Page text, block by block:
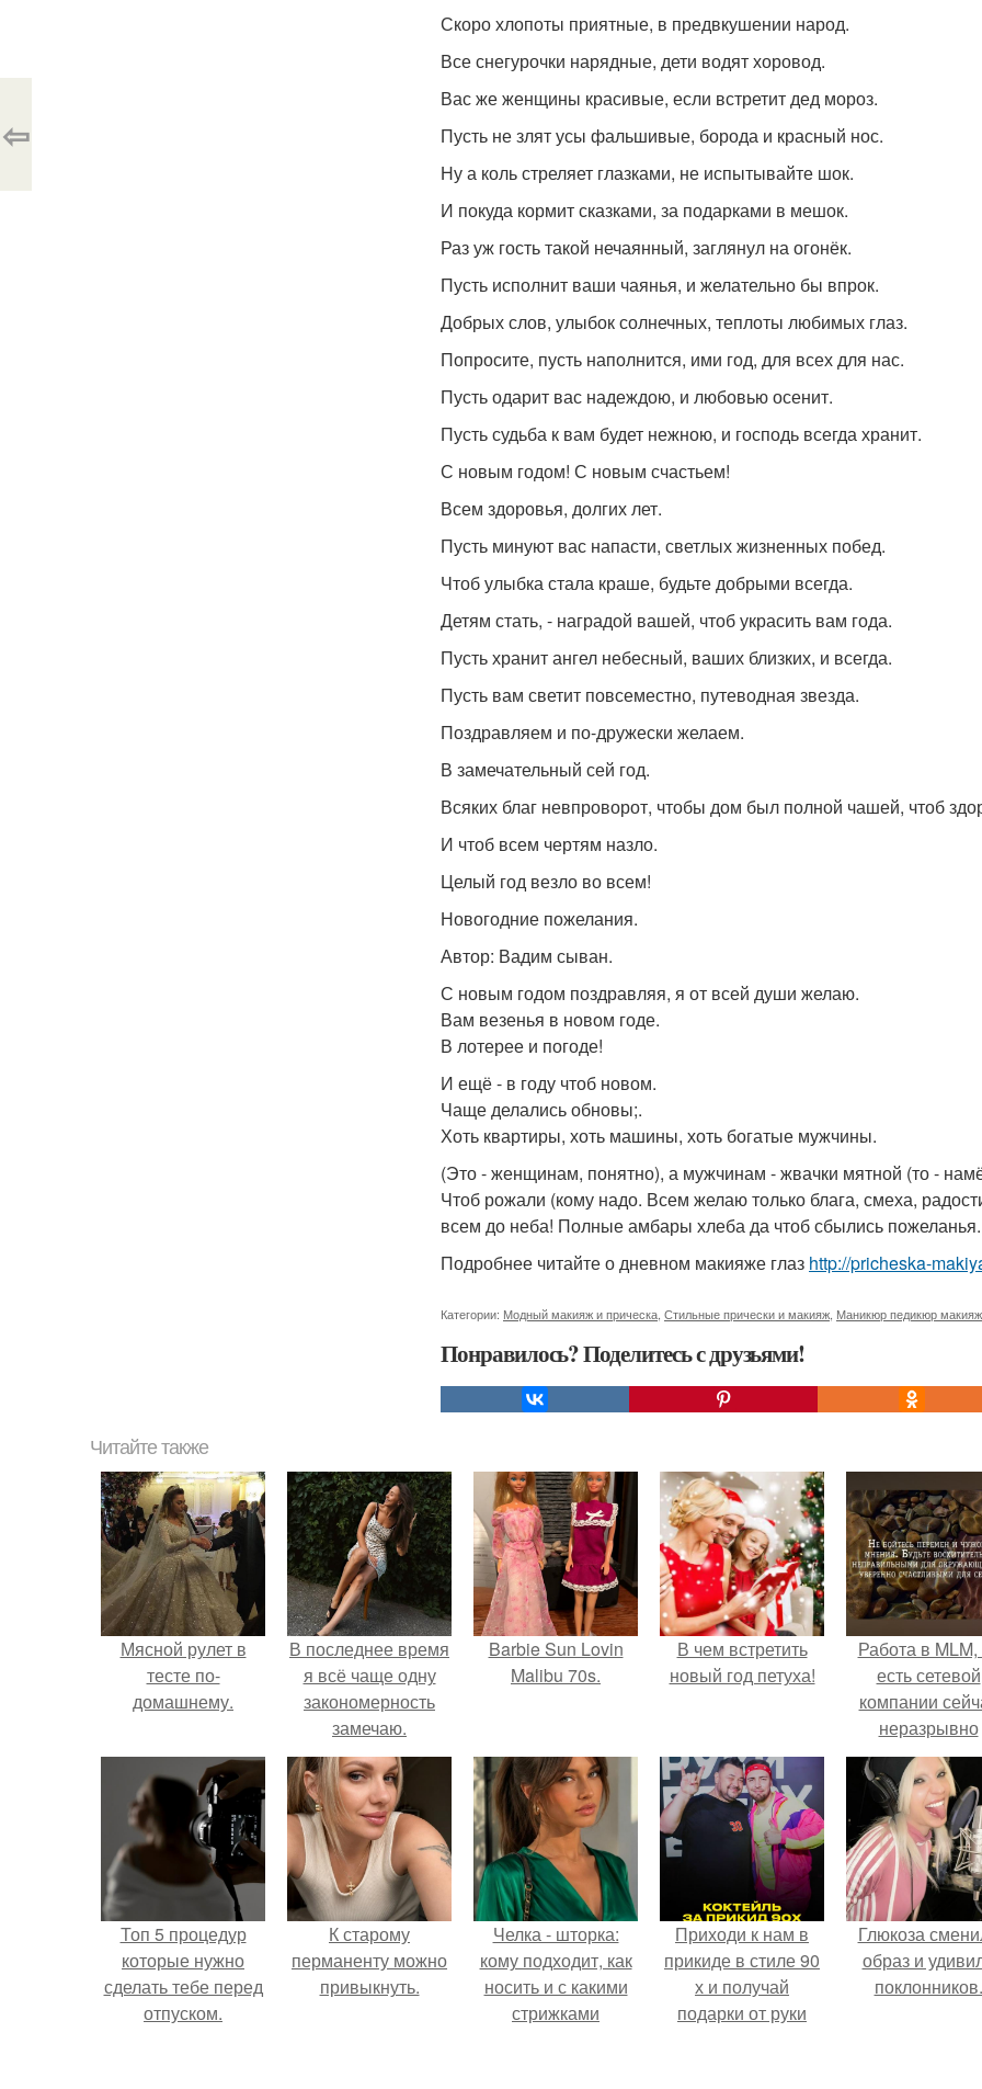
Скоро хлопоты приятные, в предвкушении народ.
Все снегурочки нарядные, дети водят хоровод.
Вас же женщины красивые, если встретит дед мороз.
Пусть не злят усы фальшивые, борода и красный нос.
Ну а коль стреляет глазками, не испытывайте шок.
И покуда кормит сказками, за подарками в мешок.
Раз уж гость такой нечаянный, заглянул на огонёк.
Пусть исполнит ваши чаянья, и желательно бы впрок.
Добрых слов, улыбок солнечных, теплоты любимых глаз.
Попросите, пусть наполнится, ими год, для всех для нас.
Пусть одарит вас надеждою, и любовью осенит.
Пусть судьба к вам будет нежною, и господь всегда хранит.
С новым годом! С новым счастьем!
Всем здоровья, долгих лет.
Пусть минуют вас напасти, светлых жизненных побед.
Чтоб улыбка стала краше, будьте добрыми всегда.
Детям стать, - наградой вашей, чтоб украсить вам года.
Пусть хранит ангел небесный, ваших близких, и всегда.
Пусть вам светит повсеместно, путеводная звезда.
Поздравляем и по-дружески желаем.
В замечательный сей год.
Всяких благ невпроворот, чтобы дом был полной чашей, чтоб
И чтоб всем чертям назло.
Целый год везло во всем!
Новогодние пожелания.
Автор: Вадим сыван.
С новым годом поздравляя, я от всей души желаю.
Вам везенья в новом годе.
В лотерее и погоде!
И ещё - в году чтоб новом.
Чаще делались обновы;.
Хоть квартиры, хоть машины, хоть богатые мужчины.
(Это - женщинам, понятно), а мужчинам - жвачки мятной (то -
Чтоб рожали (кому надо. Всем желаю только блага, смеха,
всем до неба! Полные амбары хлеба да чтоб сбылись
Подробнее читайте о дневном макияже глаз http://pricheska-
Категории: Модный макияж и прическа Стильные прически и макияж Маникюр педикюр
Понравилось? Поделитесь с друзьями!
⇦
Читайте также
Мясной рулет в
тесте по-
домашнему.
В последнее время
я всё чаще одну
закономерность
замечаю.
Barbie Sun Lovin
Malibu 70s.
В чем встретить
новый год петуха!
Работа в MLM,
есть сетевой
компании
неразрывно
связана с
своего
своей
соц сетях.
Топ 5 процедур
которые нужно
сделать тебе перед
отпуском.
К старому
перманенту можно
привыкнуть.
Челка - шторка:
кому подходит, как
носить и с какими
стрижками
Приходи к нам в
прикиде в стиле 90
х и получай
подарки от руки
Глюкоза
образ и
поклонников.